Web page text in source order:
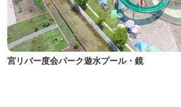
宮リバー度会パーク遊水プール・鏡